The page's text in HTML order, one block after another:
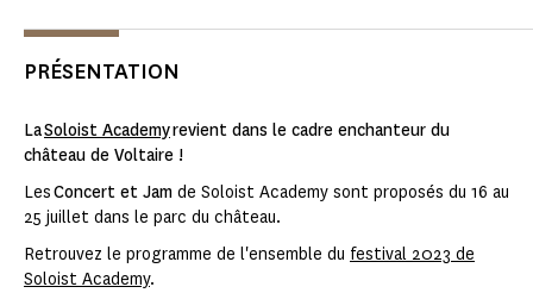
PRÉSENTATION
LaSoloist Academyrevient dans le cadre enchanteur du
château de Voltaire !
LesConcert et Jam de Soloist Academy sont proposés du 16 au
25 juillet dans le parc du château.
Retrouvez le programme de l'ensemble du festival 2023 de
Soloist Academy.